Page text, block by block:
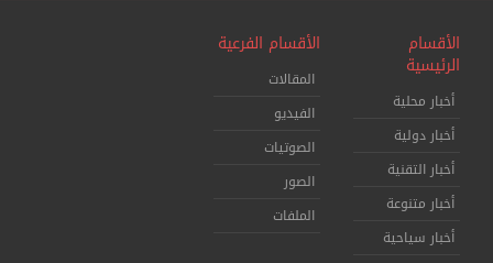
الأقسام
الرئيسية
أخبار محلية
أخبار دولية
أخبار التقنية
أخبار متنوعة
أخبار سياحية
الأقسام الفرعية
المقالات
الفيديو
الصوتيات
الصور
الملفات